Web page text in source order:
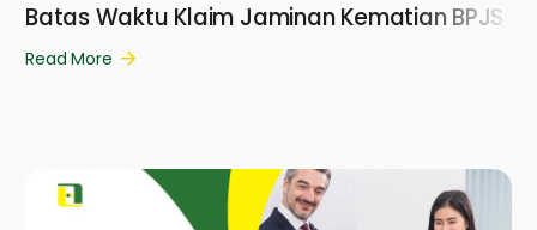
Batas Waktu Klaim Jaminan Kematian BPJS
Read More